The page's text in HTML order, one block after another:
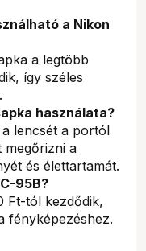
a Nikon
a legtöbb
így széles
használata?
lencsét a portól
megőrizni a
és élettartamát.
95B?
Ft-tól kezdődik,
fényképezéshez.